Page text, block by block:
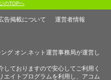
のTOPへ
告掲載について 運営者情報
グ オン.ネット運営事務局が運営し
ておりますので安心してご利用く
エイトプログラムを利用し、アコム